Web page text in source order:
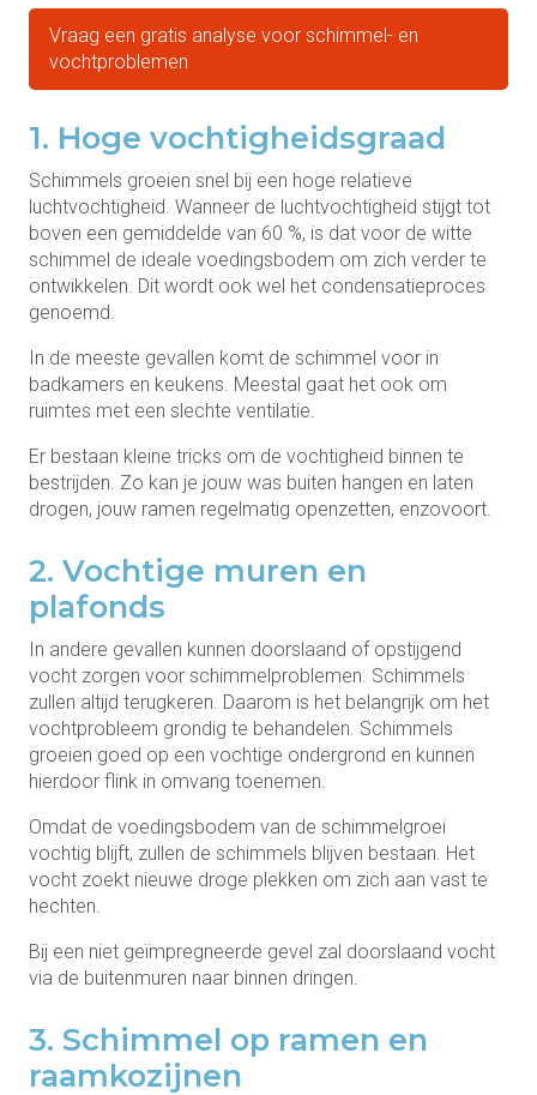
Vraag een gratis analyse voor schimmel- en
vochtproblemen
1. Hoge vochtigheidsgraad
Schimmels groeien snel bij een hoge relatieve
luchtvochtigheid. Wanneer de luchtvochtigheid stijgt tot
boven een gemiddelde van 60 %, is dat voor de witte
schimmel de ideale voedingsbodem om zich verder te
ontwikkelen. Dit wordt ook wel het condensatieproces
genoemd.
In de meeste gevallen komt de schimmel voor in
badkamers en keukens. Meestal gaat het ook om
ruimtes met een slechte ventilatie.
Er bestaan kleine tricks om de vochtigheid binnen te
bestrijden. Zo kan je jouw was buiten hangen en laten
drogen, jouw ramen regelmatig openzetten, enzovoort.
2. Vochtige muren en
plafonds
In andere gevallen kunnen doorslaand of opstijgend
vocht zorgen voor schimmelproblemen. Schimmels
zullen altijd terugkeren. Daarom is het belangrijk om het
vochtprobleem grondig te behandelen. Schimmels
groeien goed op een vochtige ondergrond en kunnen
hierdoor flink in omvang toenemen.
Omdat de voedingsbodem van de schimmelgroei
vochtig blijft, zullen de schimmels blijven bestaan. Het
vocht zoekt nieuwe droge plekken om zich aan vast te
hechten.
Bij een niet geïmpregneerde gevel zal doorslaand vocht
via de buitenmuren naar binnen dringen.
3. Schimmel op ramen en
raamkozijnen